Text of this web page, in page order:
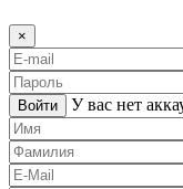
×
Войти У вас нет